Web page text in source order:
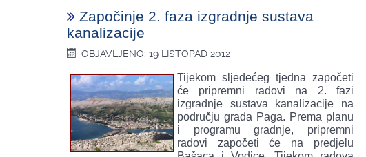
Započinje 2. faza izgradnje sustava
kanalizacije
OBJAVLJENO: 19 LISTOPAD 2012
Tijekom sljedećeg tjedna započeti
će pripremni radovi na 2. fazi
izgradnje sustava kanalizacije na
području grada Paga. Prema planu
i programu gradnje, pripremni
radovi započeti će na predjelu